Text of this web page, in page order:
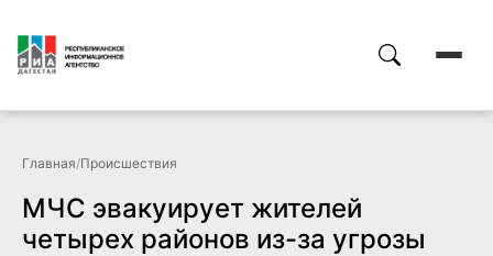
Главная/Происшествия
МЧС эвакуирует жителей
четырех районов из-за угрозы